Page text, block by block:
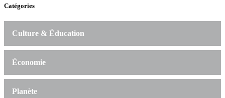
Catégories
Culture & Éducation
Économie
Planète